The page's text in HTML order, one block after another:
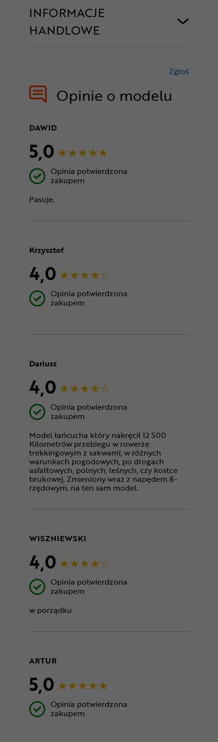
INFORMACJE
HANDLOWE
Opinie o modelu
Zgłoś
DAWID
5,0
Opinia potwierdzona
zakupem
Pasuje.
Krzysztof
4,0
Opinia potwierdzona
zakupem
Dariusz
4,0
Opinia potwierdzona
zakupem
Model łańcucha który nakręcił 12 500
Kilometrów przebiegu w rowerze
trekkingowym z sakwami, w różnych
warunkach pogodowych, po drogach
asfaltowych, polnych, leśnych, czy kostce
brukowej. Zmieniony wraz z napędem 8-
rzędowym, na ten sam model.
WISZNIEWSKI
4,0
Opinia potwierdzona
zakupem
w porządku
ARTUR
5,0
Opinia potwierdzona
zakupem